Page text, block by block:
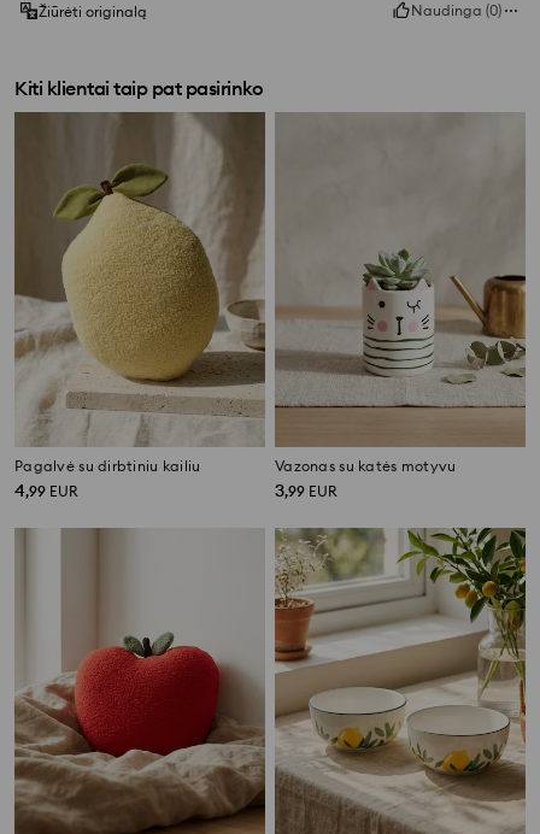
Žiūrėti originalą
Naudinga (0)
Kiti klientai taip pat pasirinko
Pagalvė su dirbtiniu kailiu
4,99 EUR
Vazonas su katės motyvu
3,99 EUR